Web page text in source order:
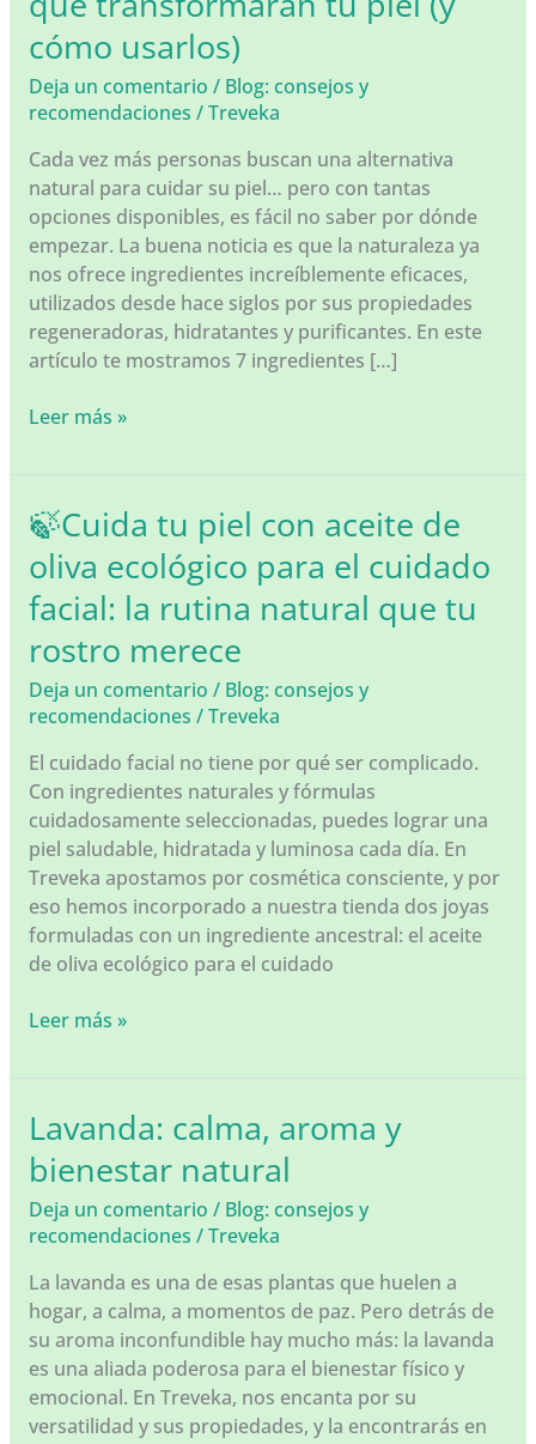
cómo usarlos)
Deja un comentario / Blog: consejos y
recomendaciones /Treveka
Cada vez más personas buscan una alternativa
natural para cuidar su piel… pero con tantas
opciones disponibles, es fácil no saber por dónde
empezar. La buena noticia es que la naturaleza ya
nos ofrece ingredientes increíblemente eficaces,
utilizados desde hace siglos por sus propiedades
regeneradoras, hidratantes y purificantes. En este
artículo te mostramos 7 ingredientes […]
🌿
naturales
que
tu
piel
cómo
usarlos)
Leer más »
🍃Cuida tu piel con aceite de
oliva ecológico para el cuidado
facial: la rutina natural que tu
rostro merece
Deja un comentario / Blog: consejos y
recomendaciones /Treveka
El cuidado facial no tiene por qué ser complicado.
Con ingredientes naturales y fórmulas
cuidadosamente seleccionadas, puedes lograr una
piel saludable, hidratada y luminosa cada día. En
Treveka apostamos por cosmética consciente, y por
eso hemos incorporado a nuestra tienda dos joyas
formuladas con un ingrediente ancestral: el aceite
de oliva ecológico para el cuidado
🍃
con
aceite
oliva
ecológico
para
el
cuidado
facial:
la
rutina
Leer más »
Lavanda: calma, aroma y
bienestar natural
Deja un comentario / Blog: consejos y
recomendaciones /Treveka
La lavanda es una de esas plantas que huelen a
hogar, a calma, a momentos de paz. Pero detrás de
su aroma inconfundible hay mucho más: la lavanda
es una aliada poderosa para el bienestar físico y
emocional. En Treveka, nos encanta por su
versatilidad y sus propiedades, y la encontrarás en